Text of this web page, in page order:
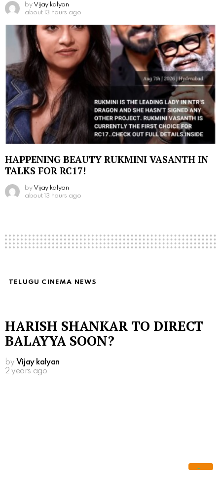
by Vijay kalyan
about 13 hours ago
HAPPENING BEAUTY RUKMINI VASANTH IN
TALKS FOR RC17!
by Vijay kalyan
about 13 hours ago
TELUGU CINEMA NEWS
HARISH SHANKAR TO DIRECT
BALAYYA SOON?
by Vijay kalyan
2 years ago